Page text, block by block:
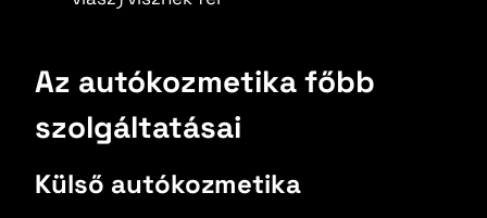
Az autókozmetika főbb
szolgáltatásai
Külső autókozmetika